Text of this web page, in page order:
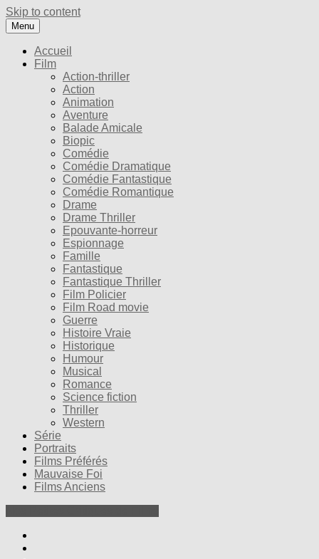
Skip to content
Menu
Accueil
Film
Action-thriller
Action
Animation
Aventure
Balade Amicale
Biopic
Comédie
Comédie Dramatique
Comédie Fantastique
Comédie Romantique
Drame
Drame Thriller
Epouvante-horreur
Espionnage
Famille
Fantastique
Fantastique Thriller
Film Policier
Film Road movie
Guerre
Histoire Vraie
Historique
Humour
Musical
Romance
Science fiction
Thriller
Western
Série
Portraits
Films Préférés
Mauvaise Foi
Films Anciens